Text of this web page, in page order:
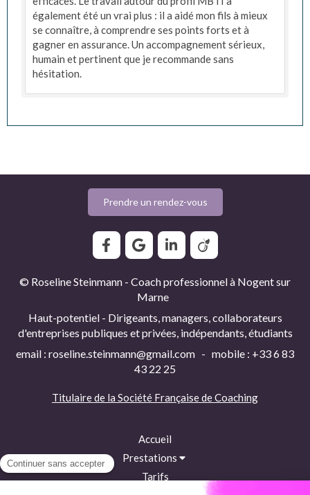
également été un vrai plus : il a aidé mon fils à mieux
se connaître, à comprendre ses points forts et à
gagner en assurance. Un accompagnement sérieux,
humain et pertinent que je recommande sans
hésitation.
Prendre un rendez-vous
© Roseline Steinmann - Coach professionnel à Nogent sur
Marne
Haut-potentiel - Dirigeants, managers, collaborateurs
d'entreprises publiques et privées, indépendants, étudiants
email : roseline.steinmann@gmail.com - mobile : +33 6 83
43 22 25
Titulaire de la Société Française de Coaching
Accueil
Prestations
Tarifs